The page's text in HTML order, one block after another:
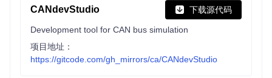
CANdevStudio 下载源代码
Development tool for CAN bus simulation
项目地址：
https://gitcode.com/gh_mirrors/ca/CANdevStudio